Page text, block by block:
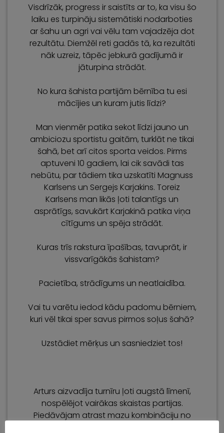
Visdrīzāk, progress ir saistīts ar to, ka visu šo
laiku es turpināju sistemātiski nodarboties
ar šahu un agri vai vēlu tam vajadzēja dot
rezultātu. Diemžēl reti gadās tā, ka rezultāti
nāk uzreiz, tāpēc jebkurā gadījumā ir
jāturpina strādāt.
No kura šahista partijām bērnība tu esi
mācījies un kuram jutis līdzi?
Man vienmēr patika sekot līdzi jauno un
ambiciozu sportistu gaitām, turklāt ne tikai
šahā, bet arī citos sporta veidos. Pirms
aptuveni 10 gadiem, lai cik savādi tas
nebūtu, par tādiem tika uzskatīti Magnuss
Karlsens un Sergejs Karjakins. Toreiz
Karlsens man likās ļoti talantīgs un
asprātīgs, savukārt Karjakinā patika viņa
cītīgums un spēja strādāt.
Kuras trīs rakstura īpašības, tavuprāt, ir
vissvarīgākās šahistam?
Pacietība, strādīgums un neatlaidība.
Vai tu varētu iedod kādu padomu bērniem,
kuri vēl tikai sper savus pirmos soļus šahā?
Uzstādiet mērķus un sasniedziet tos!
Arturs aizvadīja turnīru ļoti augstā līmenī,
nospēlējot vairākas skaistas partijas.
Piedāvājam atrast mazu kombināciju no